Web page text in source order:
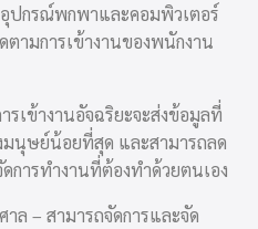
ปกรณ์พกพาและคอมพิวเตอร์
ามการเข้างานของพนักงาน
เข้างานอัจฉริยะจะส่งข้อมูลที่
นุษย์น้อยที่สุด และสามารถลด
ารทำงานที่ต้องทำด้วยตนเอง
ล – สามารถจัดการและจัด